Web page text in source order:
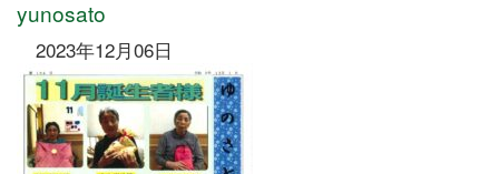
yunosato
2023年12月06日